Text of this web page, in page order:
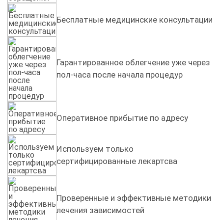
алкогольной зависимости
наркологии Союз наркологов?
Наша клиника в Красноярске обладает огромным
опытом. Мы работаем с пациентами, у которых
диагностированы:
Наркозависимых состояния (зависимость от
спайсов, героина, метадона, кокаина).
Психические нарушения: биполярное расстройство,
гтр, птср, окр.
Редкие состояния: нарколепсии, трихотилломании,
синдром Туретта.
Наши преимущества:
Бесплатные медицинские консультации
Гарантированное облегчение уже через
пол-часа после начала процедур
Опеpативное прибытие по адресу
Используем только
сертифицированные лекартсва
Проверенные и эффективные методики
лечения зависимостей